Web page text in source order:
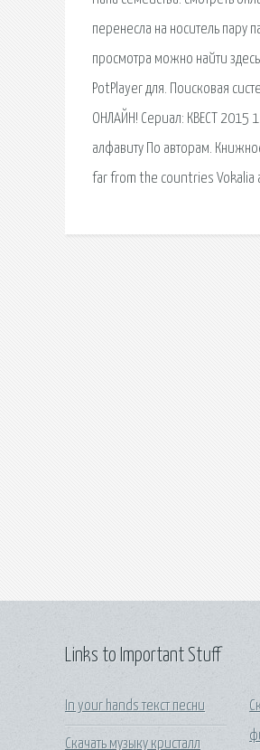
перенесла на носитель пару
просмотра можно найти
PotPlayer для. Поисковая
ОНЛАЙН! Сериал: КВЕСТ 2015
алфавиту По авторам.
far from the countries Vokalia
Links to Important Stuff
In your hands текст песни
Скачать музыку кристалл